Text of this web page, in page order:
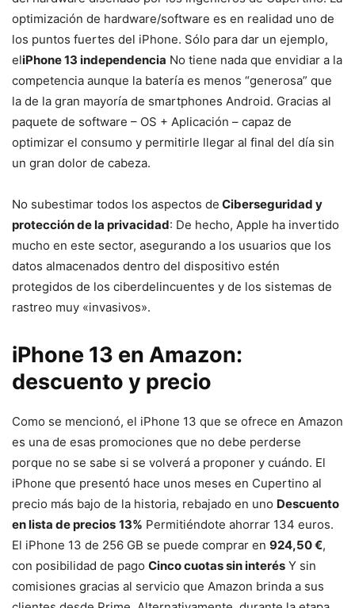
optimización de hardware/software es en realidad uno de
los puntos fuertes del iPhone. Sólo para dar un ejemplo,
eliPhone 13 independencia No tiene nada que envidiar a la
competencia aunque la batería es menos “generosa” que
la de la gran mayoría de smartphones Android. Gracias al
paquete de software – OS + Aplicación – capaz de
optimizar el consumo y permitirle llegar al final del día sin
un gran dolor de cabeza.
No subestimar todos los aspectos de Ciberseguridad y
protección de la privacidad: De hecho, Apple ha invertido
mucho en este sector, asegurando a los usuarios que los
datos almacenados dentro del dispositivo estén
protegidos de los ciberdelincuentes y de los sistemas de
rastreo muy «invasivos».
iPhone 13 en Amazon:
descuento y precio
Como se mencionó, el iPhone 13 que se ofrece en Amazon
es una de esas promociones que no debe perderse
porque no se sabe si se volverá a proponer y cuándo. El
iPhone que presentó hace unos meses en Cupertino al
precio más bajo de la historia, rebajado en uno Descuento
en lista de precios 13% Permitiéndote ahorrar 134 euros.
El iPhone 13 de 256 GB se puede comprar en 924,50 €,
con posibilidad de pago Cinco cuotas sin interés Y sin
comisiones gracias al servicio que Amazon brinda a sus